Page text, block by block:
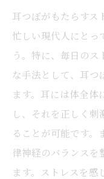
耳つぼがもたらすス
忙しい現代人にとっ
う。特に、毎日の
な手法として、耳つ
ます。耳には体全体
し、それを正しく
ることが可能です。
律神経のバランスを
ます。ストレスを